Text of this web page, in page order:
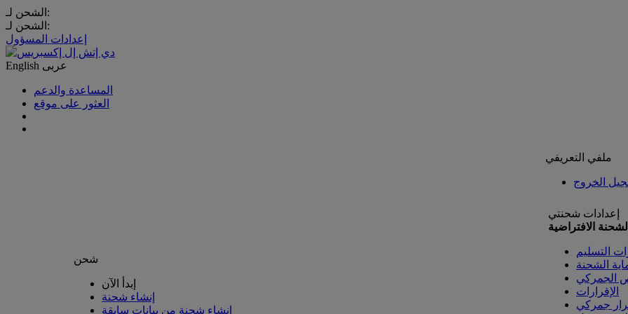
الشحن لـ:
الشحن لـ:
إعدادات المسؤول
English عربى
المساعدة والدعم
العثور على موقع
ملفي التعريفي
الخروج
شحن
إبدأ الآن
إنشاء شحنة
إنشاء شحنة من بيانات سابقة
إعدادات شحنتي
الافتراضية
التسليم
الشحنة
الجمركي
الإقرارات
جمركي